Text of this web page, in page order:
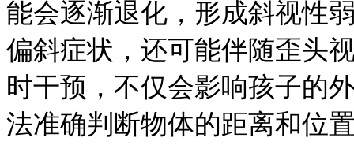
能会逐渐退化，形成斜视性
偏斜症状，还可能伴随歪头
时干预，不仅会影响孩子的
法准确判断物体的距离和位